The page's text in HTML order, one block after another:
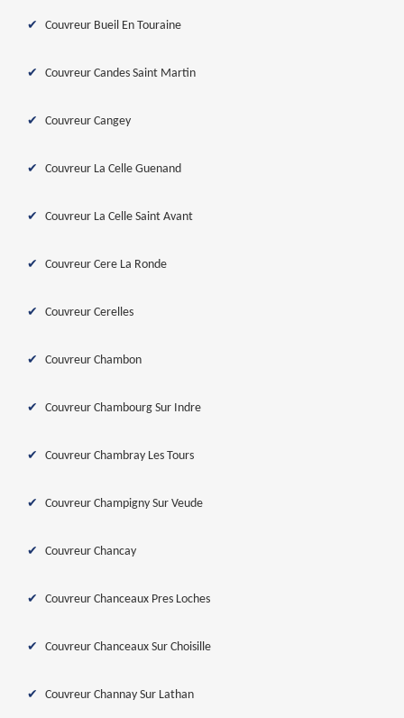
Couvreur Bueil En Touraine
Couvreur Candes Saint Martin
Couvreur Cangey
Couvreur La Celle Guenand
Couvreur La Celle Saint Avant
Couvreur Cere La Ronde
Couvreur Cerelles
Couvreur Chambon
Couvreur Chambourg Sur Indre
Couvreur Chambray Les Tours
Couvreur Champigny Sur Veude
Couvreur Chancay
Couvreur Chanceaux Pres Loches
Couvreur Chanceaux Sur Choisille
Couvreur Channay Sur Lathan